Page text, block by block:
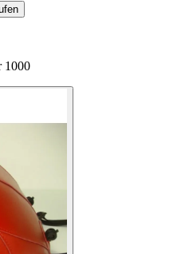
1000